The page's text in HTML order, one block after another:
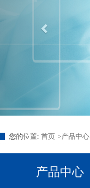
您的位置: 首页 产品中心
产品中心